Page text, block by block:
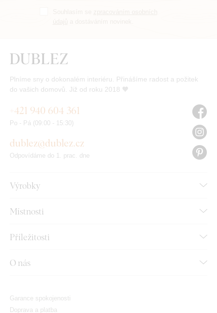
Plníme sny o dokonalém interiéru. Přinášíme radost a požitek
do vašich domovů. Již od roku 2018 🧡
Výrobky
Místnosti
Příležitosti
O nás
+421 940 604 361
Po - Pá (09:00 - 15:30)
dublez@dublez.cz
Odpovídáme do 1. prac. dne
Garance spokojenosti
Doprava a platba